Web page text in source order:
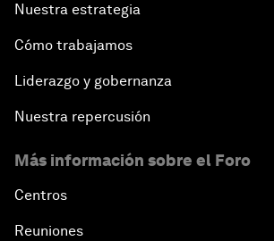
Nuestra estrategia
Cómo trabajamos
Liderazgo y gobernanza
Nuestra repercusión
Más información sobre el Foro
Centros
Reuniones